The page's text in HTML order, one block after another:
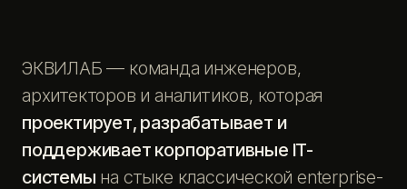
ЭКВИЛАБ — команда инженеров,
архитекторов и аналитиков, которая
проектирует, разрабатывает и
поддерживает корпоративные IT-
системы на стыке классической enterprise-